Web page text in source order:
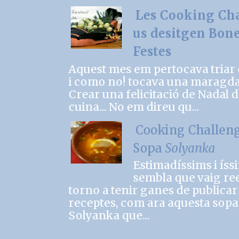
Les Cooking
us desitgen
Festes
Aquest mes em pertocava triar
i como no! tocava una
Crear una felicitació de Nadal
cuina... No em direu qu...
Cooking
Sopa Solyanka
Estimadíssims i
sembla que vaig
torno a tenir ganes de publicar
receptes, com ara aquesta sopa
Solyanka que...